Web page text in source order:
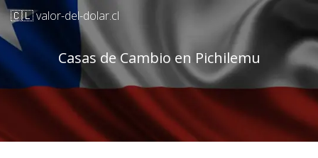
🇨🇱 valor-del-dolar.cl
Casas de Cambio en Pichilemu